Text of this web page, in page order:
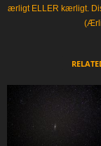
ærligt ELLER kærligt.